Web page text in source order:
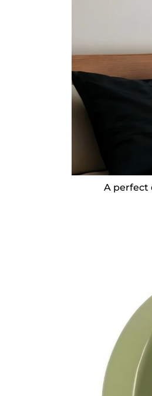
A perfect